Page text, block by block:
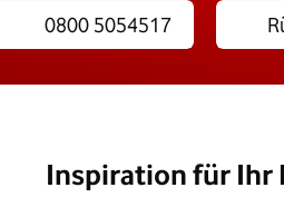
0800 5054517
Inspiration für Ihr